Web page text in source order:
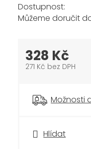
Hlídat
328 Kč
271 Kč bez DPH
Možnosti